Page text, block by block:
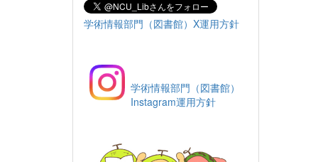
学術情報部門（図書館）X運用方針
学術情報部門（図書館）
Instagram運用方針